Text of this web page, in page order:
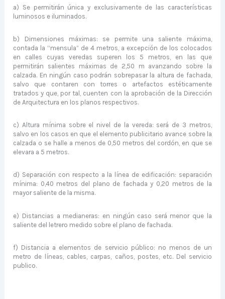
a) Se permitirán única y exclusivamente de las características
luminosos e iluminados.
b) Dimensiones máximas: se permite una saliente máxima,
contada la “mensula” de 4 metros, a excepción de los colocados
en calles cuyas veredas superen los 5 metros, en las que
permitirán salien­tes máximas de 2,50 m avanzando sobre la
calzada. En ningún caso podrán sobrepasar la altura de fachada,
salvo que contaren con torres o artefactos estéticamente
tratados y que, por tal, cuen­ten con la aprobación de la Dirección
de Arquitectura en los planos respectivos.
c) Altura mínima sobre el nivel de la vereda: será de 3 metros,
salvo en los casos en que el elemento publicitario avance sobre la
calzada o se halle a menos de 0,50 metros del cordón, en que se
elevara a 5 metros.
d) Separación con respecto a la línea de edificación: separación
mínima: 0,40 metros del plano de fachada y 0,20 metros de la
mayor saliente de la misma.
e) Distancias a medianeras: en ningún caso será menor que la
saliente del letrero medido sobre el plano de fachada.
f) Distancia a elementos de servicio público: no menos de un
metro de líneas, cables, carpas, caños, postes, etc. Del servicio
publico.